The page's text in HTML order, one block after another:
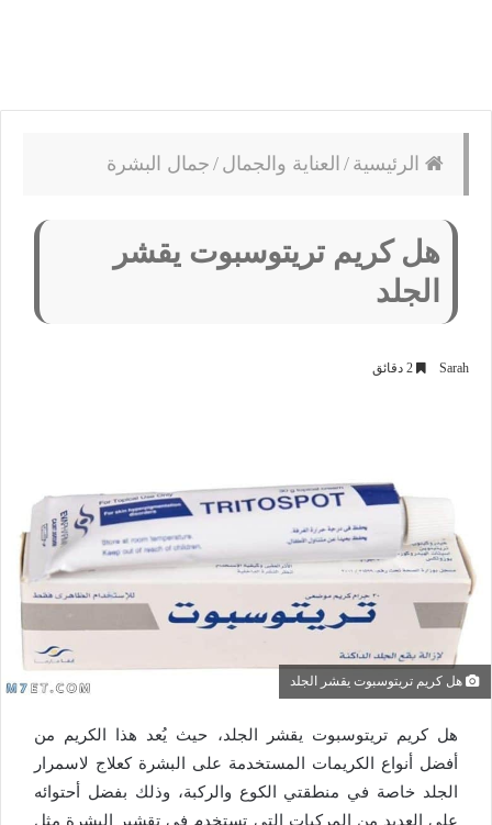
الرئيسية / العناية والجمال / جمال البشرة
هل كريم تريتوسبوت يقشر
الجلد
Sarah
هل كريم تريتوسبوت يقشر الجلد
هل كريم تريتوسبوت يقشر الجلد، حيث يُعد هذا الكريم من
أفضل أنواع الكريمات المستخدمة على البشرة كعلاج لاسمرار
الجلد خاصة في منطقتي الكوع والركبة، وذلك بفضل أحتوائه
على العديد من المركبات التي تستخدم في تقشير البشرة مثل